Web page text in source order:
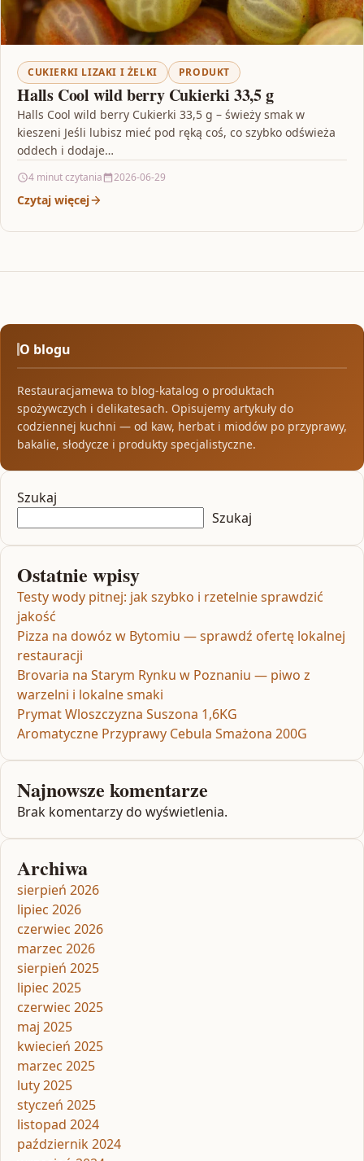
CUKIERKI LIZAKI I ŻELKI PRODUKT
Halls Cool wild berry Cukierki 33,5 g
Halls Cool wild berry Cukierki 33,5 g – świeży smak w
kieszeni Jeśli lubisz mieć pod ręką coś, co szybko odświeża
oddech i dodaje…
4 minut czytania 2026-06-29
Czytaj więcej
O blogu
Restauracjamewa to blog-katalog o produktach
spożywczych i delikatesach. Opisujemy artykuły do
codziennej kuchni — od kaw, herbat i miodów po przyprawy,
bakalie, słodycze i produkty specjalistyczne.
Szukaj
Szukaj
Ostatnie wpisy
Testy wody pitnej: jak szybko i rzetelnie sprawdzić
jakość
Pizza na dowóz w Bytomiu — sprawdź ofertę lokalnej
restauracji
Brovaria na Starym Rynku w Poznaniu — piwo z
warzelni i lokalne smaki
Prymat Wloszczyzna Suszona 1,6KG
Aromatyczne Przyprawy Cebula Smażona 200G
Najnowsze komentarze
Brak komentarzy do wyświetlenia.
Archiwa
sierpień 2026
lipiec 2026
czerwiec 2026
marzec 2026
sierpień 2025
lipiec 2025
czerwiec 2025
maj 2025
kwiecień 2025
marzec 2025
luty 2025
styczeń 2025
listopad 2024
październik 2024